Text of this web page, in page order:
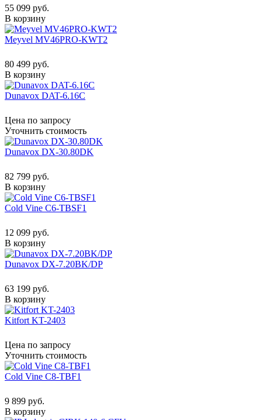
55 099 руб.
В корзину
Meyvel MV46PRO-KWT2
80 499 руб.
В корзину
Dunavox DAT-6.16C
Цена по запросу
Уточнить стоимость
Dunavox DX-30.80DK
82 799 руб.
В корзину
Cold Vine C6-TBSF1
12 099 руб.
В корзину
Dunavox DX-7.20BK/DP
63 199 руб.
В корзину
Kitfort KT-2403
Цена по запросу
Уточнить стоимость
Cold Vine C8-TBF1
9 899 руб.
В корзину